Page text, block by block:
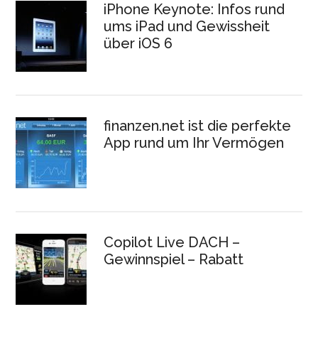
iPhone Keynote: Infos rund
ums iPad und Gewissheit
über iOS 6
finanzen.net ist die perfekte
App rund um Ihr Vermögen
Copilot Live DACH –
Gewinnspiel – Rabatt